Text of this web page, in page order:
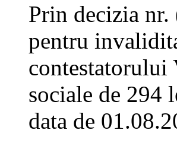
Prin decizia
pentru
contestatorului
sociale de 294
data de